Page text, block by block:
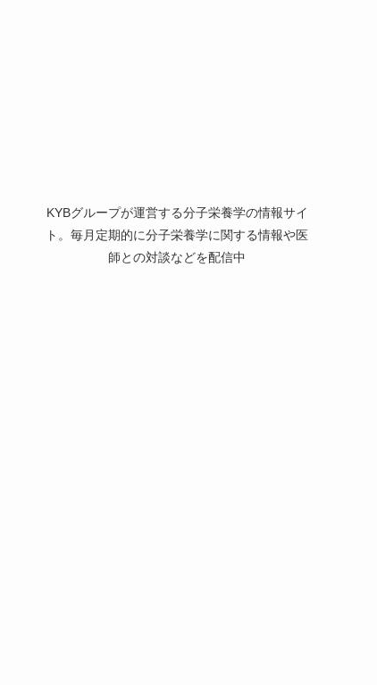
KYBグループが運営する分子栄養学の情報サイ
ト。毎月定期的に分子栄養学に関する情報や医
師との対談などを配信中